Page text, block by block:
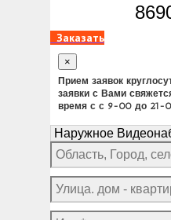
Заказать
×
Прием заявок
заявки с Вами
время с с 9-00 до 21-